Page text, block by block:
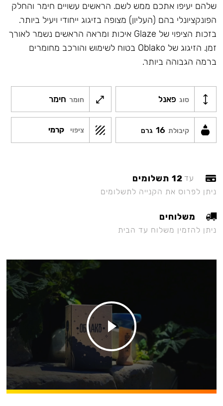
שלהם יעיפו אתכם ממש לשם. הראשים עשויים חימר והחלק
הפונקציונלי בהם (העליון) מצופה בזיגוג ייחודי ויעיל ביותר.
בזכות הציפוי של Glaze איכות ומראה הראשים נשמר לאורך
זמן. הזיגוג של Oblako בטוח לשימוש והורכב מחומרים
ברמה הגבוהה ביותר.
סוג פאנל חומר חימר
קיבולת 16 גרם ציפוי קרמי
עד 12 תשלומים
ניתן לפרוס את הקנייה לתשלומים
משלוחים
ניתן להזמין משלוח עד הבית